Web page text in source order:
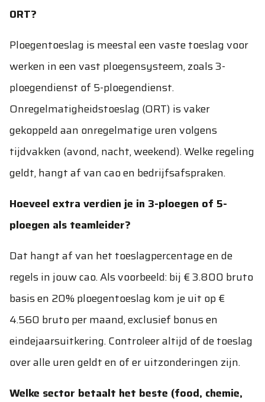
ORT?
Ploegentoeslag is meestal een vaste toeslag voor
werken in een vast ploegensysteem, zoals 3-
ploegendienst of 5-ploegendienst.
Onregelmatigheidstoeslag (ORT) is vaker
gekoppeld aan onregelmatige uren volgens
tijdvakken (avond, nacht, weekend). Welke regeling
geldt, hangt af van cao en bedrijfsafspraken.
Hoeveel extra verdien je in 3-ploegen of 5-
ploegen als teamleider?
Dat hangt af van het toeslagpercentage en de
regels in jouw cao. Als voorbeeld: bij € 3.800 bruto
basis en 20% ploegentoeslag kom je uit op €
4.560 bruto per maand, exclusief bonus en
eindejaarsuitkering. Controleer altijd of de toeslag
over alle uren geldt en of er uitzonderingen zijn.
Welke sector betaalt het beste (food, chemie,